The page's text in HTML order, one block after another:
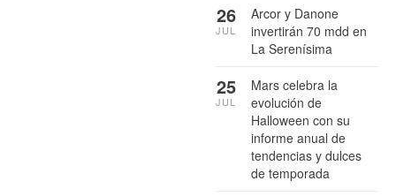
Arcor y Danone
invertirán 70 mdd en
La Serenísima
26
JUL
Mars celebra la
evolución de
Halloween con su
informe anual de
tendencias y dulces
de temporada
25
JUL